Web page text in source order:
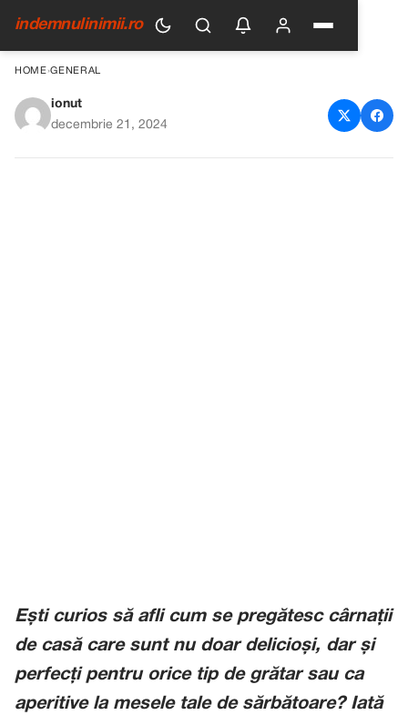
indemnulinimii.ro
HOME›GENERAL
Cum să Pregătești Cârnați de
ionut
decembrie 21, 2024
Ești curios să afli cum se pregătesc cârnații
de casă care sunt nu doar delicioși, dar și
perfecți pentru orice tip de grătar sau ca
aperitive la mesele tale de sărbătoare? Iată